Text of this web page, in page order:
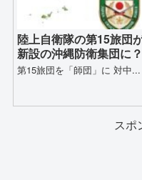
陸上自衛隊の第15旅団
新設の沖縄防衛集団に？
第15旅団を「師団」に 対中...
スポ